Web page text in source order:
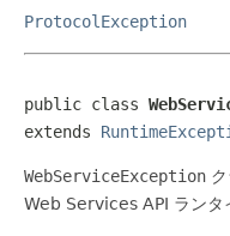
ProtocolException
public class
extends
WebServiceException
Web Services API ランタ